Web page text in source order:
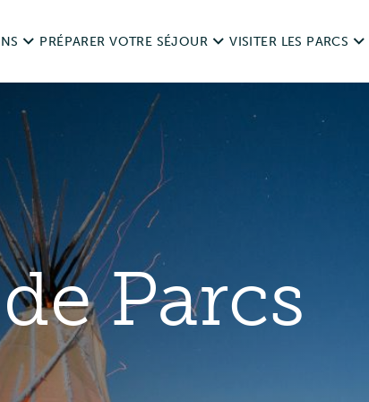
sur les réservations
et remboursements
PRÉPARER VOTRE SÉJOUR
Visiter de manière responsable
Animaux de compagnie dans les parcs
Chasse et pêche
Accessibilité
Ressources
VISITER LES PARCS
Dates d’ouverture
Camping
Parcs